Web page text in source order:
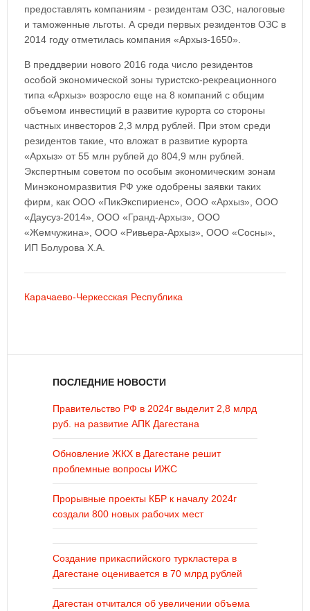
предоставлять компаниям - резидентам ОЗС, налоговые
и таможенные льготы. А среди первых резидентов ОЗС в
2014 году отметилась компания «Архыз-1650».
В преддверии нового 2016 года число резидентов
особой экономической зоны туристско-рекреационного
типа «Архыз» возросло еще на 8 компаний с общим
объемом инвестиций в развитие курорта со стороны
частных инвесторов 2,3 млрд рублей. При этом среди
резидентов такие, что вложат в развитие курорта
«Архыз» от 55 млн рублей до 804,9 млн рублей.
Экспертным советом по особым экономическим зонам
Минэкономразвития РФ уже одобрены заявки таких
фирм, как ООО «ПикЭкспириенс», ООО «Архыз», ООО
«Даусуз-2014», ООО «Гранд-Архыз», ООО
«Жемчужина», ООО «Ривьера-Архыз», ООО «Сосны»,
ИП Болурова Х.А.
Карачаево-Черкесская Республика
ПОСЛЕДНИЕ НОВОСТИ
Правительство РФ в 2024г выделит 2,8 млрд
руб. на развитие АПК Дагестана
Обновление ЖКХ в Дагестане решит
проблемные вопросы ИЖС
Прорывные проекты КБР к началу 2024г
создали 800 новых рабочих мест
Создание прикаспийского туркластера в
Дагестане оценивается в 70 млрд рублей
Дагестан отчитался об увеличении объема